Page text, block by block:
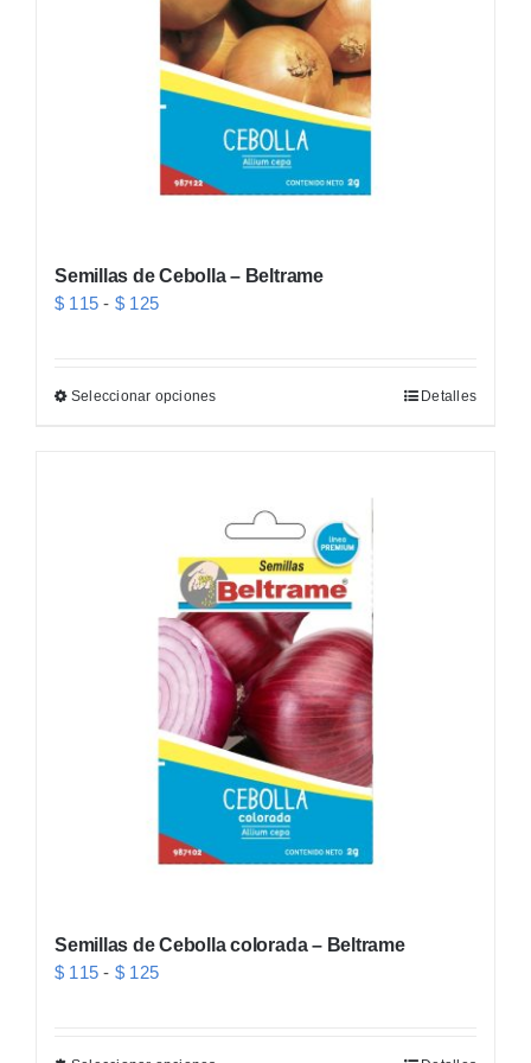
elegir
en
la
página
producto
Semillas de Cebolla – Beltrame
$ 115 - $ 125Rango
desde
Seleccionar opcionesEste
variantes.
Las
opciones
se
pueden
elegir
en
la
página
producto
Detalles
Semillas de Cebolla colorada – Beltrame
$ 115 - $ 125Rango